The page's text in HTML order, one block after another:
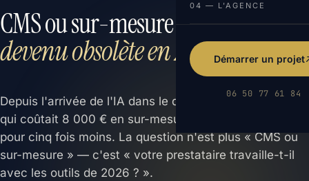
04 — L'AGENCE
Démarrer un projet
06 50 77 61 84
CMS ou sur-mesure :
devenu obsolète en 2026
Depuis l'arrivée de l'IA dans le développement web, ce
qui coûtait 8 000 € en sur-mesure se livre aujourd'hui
pour cinq fois moins. La question n'est plus « CMS ou
sur-mesure » — c'est « votre prestataire travaille-t-il
avec les outils de 2026 ? ».